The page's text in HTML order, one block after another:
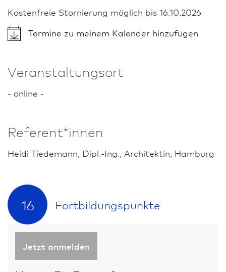
Kostenfreie Stornierung möglich bis 16.10.2026
Termine zu meinem Kalender hinzufügen
Veranstaltungsort
- online -
Referent*innen
Heidi Tiedemann, Dipl.-Ing., Architekt­in, Hamburg
16 Fort­bildungs­punkte
Jetzt anmelden